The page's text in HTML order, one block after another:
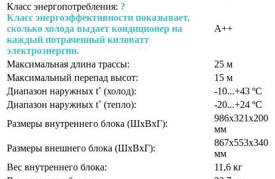
Класс энергопотребления: ?
Класс энергоэффективности показывает,
сколько холода выдает кондиционер на
каждый потраченный киловатт
электроэнергии.
A++
Максимальная длина трассы:
25 м
Максимальный перепад высот:
15 м
Диапазон наружных t˚ (холод):
-10...+43 ºС
Диапазон наружных t˚ (тепло):
-20...+24 ºС
Размеры внутреннего блока (ШхВхГ):
986х321х200
мм
Размеры внешнего блока (ШхВхГ):
867х553х340
мм
Вес внутреннего блока:
11,6 кг